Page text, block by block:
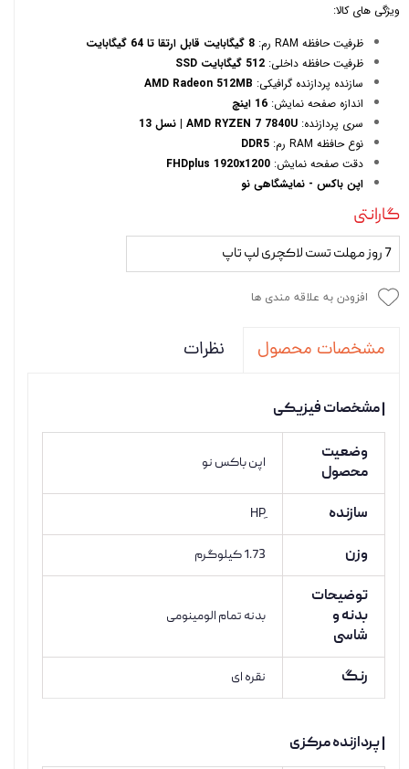
ویژگی های کالا:
ظرفیت حافظه RAM رم:
8 گیگابایت قابل ارتقا تا 64 گیگابایت
ظرفیت حافظه داخلی:
سازنده پردازنده گرافیکی: AMD Radeon 512MB
اندازه صفحه نمایش: 16 اینچ
سری پردازنده: AMD RYZEN 7 7840U | نسل 13
نوع حافظه RAM رم:
DDR5
دقت صفحه نمایش: FHDplus 1920x1200
اپن باکس - نمایشگاهی نو
گارانتی
7 روز مهلت تست لاکچری لپ تاپ
افزودن به علاقه مندی ها
مشخصات محصول نظرات
| مشخصات فیزیکی
وضعیت
محصول
اپن باکس نو
سازنده
وزن 1.73 کیلوگرم
توضیحات
بدنه و
شاسی
بدنه تمام الومینومی
رنگ نقره ای
| پردازنده مرکزی